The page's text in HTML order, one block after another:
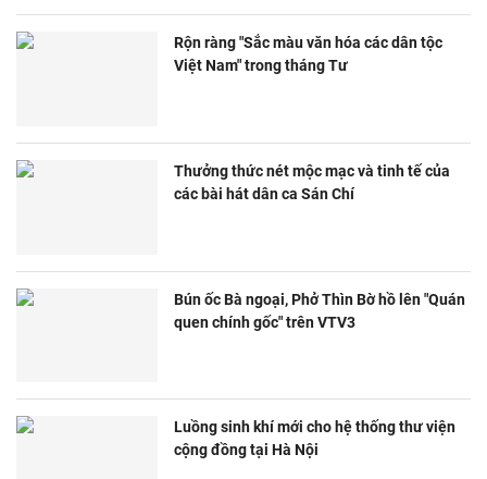
Rộn ràng "Sắc màu văn hóa các dân tộc
Việt Nam" trong tháng Tư
Thưởng thức nét mộc mạc và tinh tế của
các bài hát dân ca Sán Chí
Bún ốc Bà ngoại, Phở Thìn Bờ hồ lên "Quán
quen chính gốc" trên VTV3
Luồng sinh khí mới cho hệ thống thư viện
cộng đồng tại Hà Nội